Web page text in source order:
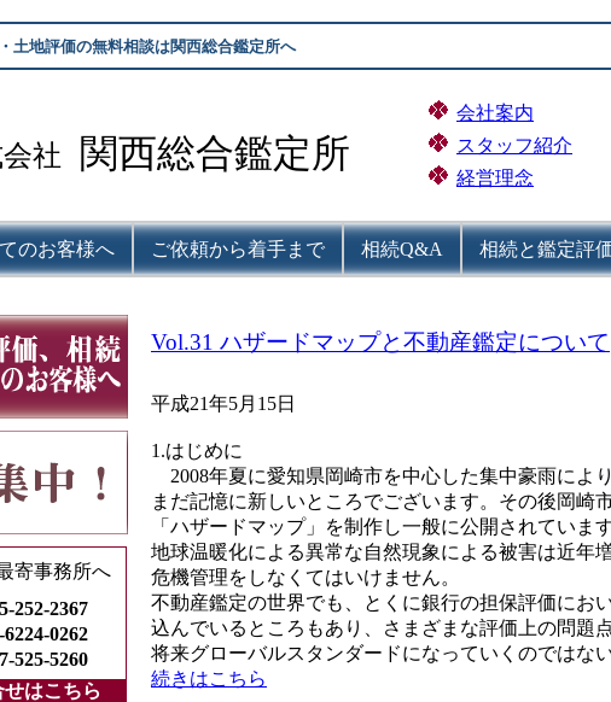
土地評価の無料相談は関西総合鑑定所へ
社 関西総合鑑定所
会社案内
スタッフ紹介
経営理念
のお客様へ ご依頼から着手まで 相続Q&A 相続と鑑定評
寄事務所へ
252-2367
0262
525-5260
はこちら
Vol.31 ハザードマップと不動産鑑定について
平成21年5月15日
1.はじめに
2008年夏に愛知県岡崎市を中心した集中豪雨によ
まだ記憶に新しいところでございます。その後岡崎
「ハザードマップ」を制作し一般に公開されています
地球温暖化による異常な自然現象による被害は近年
危機管理をしなくてはいけません。
不動産鑑定の世界でも、とくに銀行の担保評価にお
込んでいるところもあり、さまざまな評価上の問題
将来グローバルスタンダードになっていくのではな
続きはこちら